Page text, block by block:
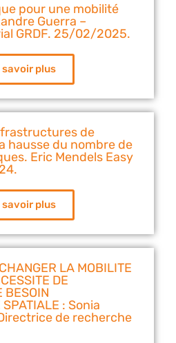
pour une mobilité
Guerra –
GRDF. 25/02/2025.
savoir plus
de
hausse du nombre de
Eric Mendels Easy
savoir plus
LA MOBILITE
DE
BESOIN
SPATIALE : Sonia
de recherche